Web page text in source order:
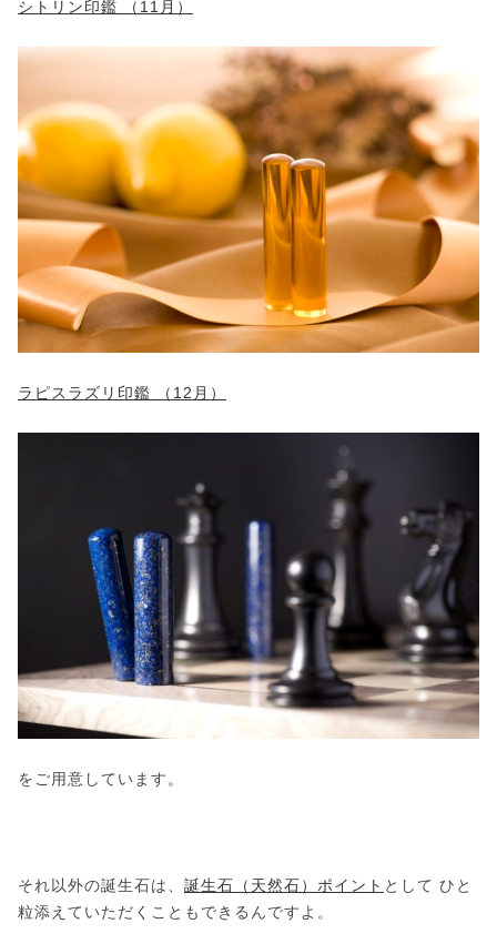
シトリン印鑑 （11月）
ラピスラズリ印鑑 （12月）
をご用意しています。
それ以外の誕生石は、 誕生石（天然石）ポイント として ひと
粒添えていただくこともできるんですよ。